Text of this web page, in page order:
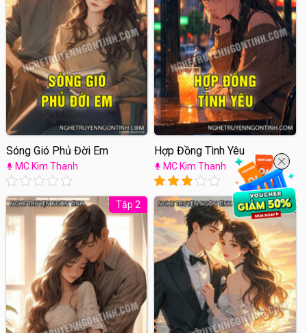
Sóng Gió Phủ Đời Em
MC Kim Thanh
Hợp Đồng Tình Yêu
MC Kim Thanh
Tập 2 Tập 2